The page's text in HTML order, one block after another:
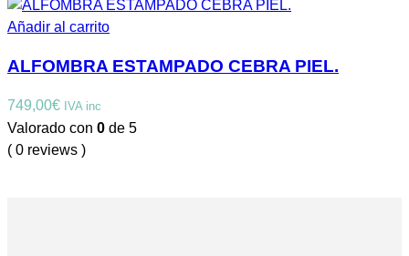
Añadir al carrito
ALFOMBRA ESTAMPADO CEBRA PIEL.
749,00€ IVA inc
Valorado con 0 de 5
( 0 reviews )